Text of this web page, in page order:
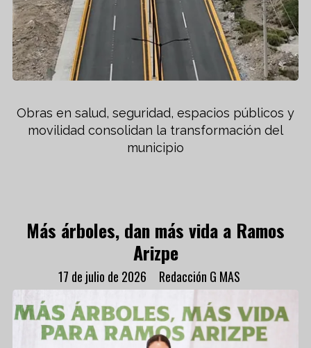
Obras en salud, seguridad, espacios públicos y
movilidad consolidan la transformación del
municipio
Más árboles, dan más vida a Ramos
Arizpe
Redacción G MAS
17 de julio de 2026